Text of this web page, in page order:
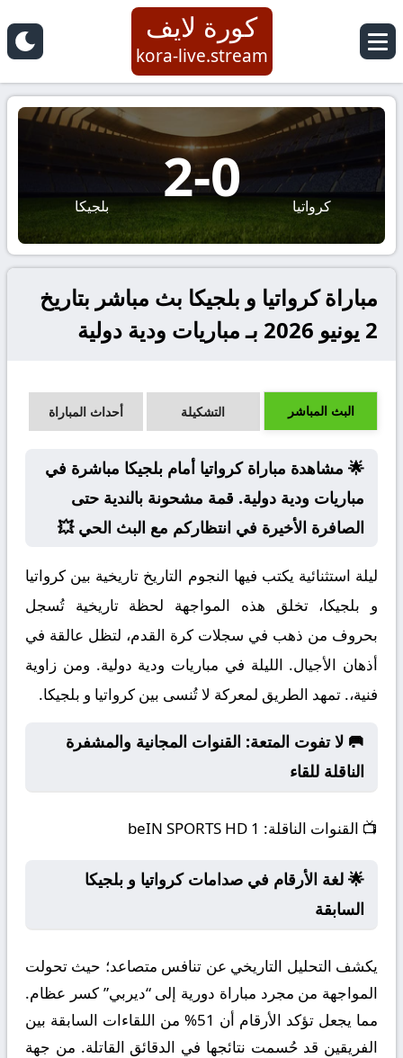
كورة لايف
kora-live.stream
كرواتيا 0
-
2 بلجيكا
مباراة كرواتيا و بلجيكا بث مباشر بتاريخ
2 يونيو 2026 بـ مباريات ودية دولية
البث المباشر التشكيلة أحداث المباراة
🌟 مشاهدة مباراة كرواتيا أمام بلجيكا مباشرة في
مباريات ودية دولية. قمة مشحونة بالندية حتى
الصافرة الأخيرة في انتظاركم مع البث الحي 💥
ليلة استثنائية يكتب فيها النجوم التاريخ تاريخية بين كرواتيا
و بلجيكا، تخلق هذه المواجهة لحظة تاريخية تُسجل
بحروف من ذهب في سجلات كرة القدم، لتظل عالقة في
أذهان الأجيال. الليلة في مباريات ودية دولية. ومن زاوية
فنية،. تمهد الطريق لمعركة لا تُنسى بين كرواتيا و بلجيكا.
🥅 لا تفوت المتعة: القنوات المجانية والمشفرة
الناقلة للقاء
📺 القنوات الناقلة:
🌟 لغة الأرقام في صدامات كرواتيا و بلجيكا
السابقة
يكشف التحليل التاريخي عن تنافس متصاعد؛ حيث تحولت
المواجهة من مجرد مباراة دورية إلى “ديربي” كسر عظام.
مما يجعل تؤكد الأرقام أن 51% من اللقاءات السابقة بين
الفريقين قد حُسمت نتائجها في الدقائق القاتلة. من جهة